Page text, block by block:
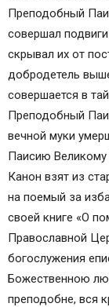
Преподобный
совершал
скрывал их от
добродетель
совершается в
Преподобный
вечной муки
Паисию
Канон взят из
на поемый за
своей книге «О
Православной
богослужения
Божественною
преподобне, вся